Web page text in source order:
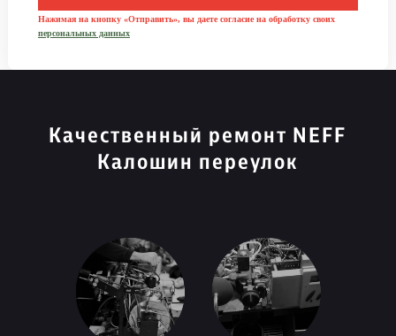
Нажимая на кнопку «Отправить», вы даете согласие на обработку своих
персональных данных
Качественный ремонт NEFF
Калошин переулок